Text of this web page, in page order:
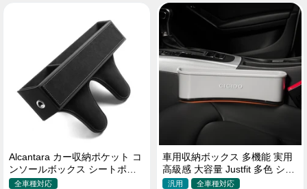
Alcantara カー収納ポケット コ
ンソールボックス シートポケ
ット 隙間ポケットセット
全車種対応
車用収納ボックス 多機能 実用
高級感 大容量 Justfit 多色 シー
トポケット ギャップ 隙間収納
汎用 全車種対応